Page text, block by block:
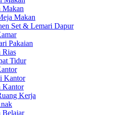
Makan
Makan
Set & Lemari Dapur
Pakaian
Rias
Tidur
Kantor
Kantor
Kerja
Belajar